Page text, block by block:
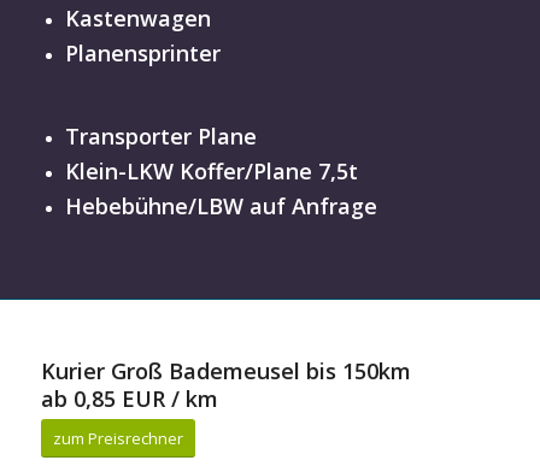
Kastenwagen
Planensprinter
Transporter Plane
Klein-LKW Koffer/Plane 7,5t
Hebebühne/LBW auf Anfrage
Kurier Groß Bademeusel bis 150km
ab 0,85 EUR / km
zum Preisrechner